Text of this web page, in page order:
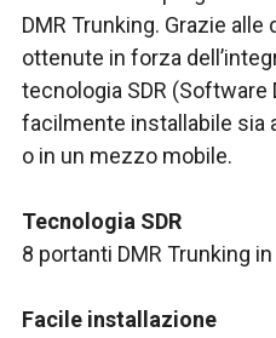
DMR Trunking. Grazie
ottenute in forza
tecnologia SDR (Software
facilmente installabile sia
o in un mezzo mobile.
Tecnologia SDR
8 portanti DMR Trunking
Facile installazione